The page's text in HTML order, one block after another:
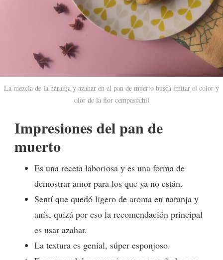
La mezcla de la naranja y azahar en el pan de muerto busca imitar el color y
olor de la flor cempasúchil
Impresiones del pan de
muerto
Es una receta laboriosa y es una forma de
demostrar amor para los que ya no están.
Sentí que quedó ligero de aroma en naranja y
anís, quizá por eso la recomendación principal
es usar azahar.
La textura es genial, súper esponjoso.